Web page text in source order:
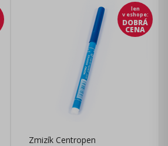
len
v eshope:
DOBRÁ
CENA
Zmizík Centropen